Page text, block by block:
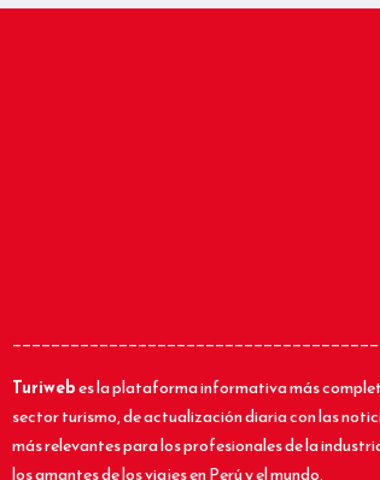
Turiwebes la plataforma informativa más
sector turismo, de actualización diaria con las
más relevantes para los profesionales de la